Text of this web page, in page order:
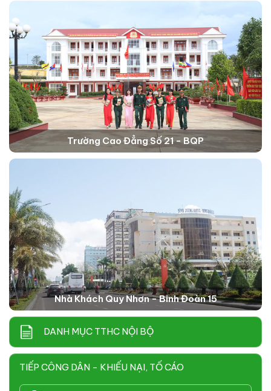
Trường Cao Đẳng Số 21 - BQP
Nhà Khách Quy Nhơn - Binh Đoàn 15
DANH MỤC TTHC NỘI BỘ
TIẾP CÔNG DÂN - KHIẾU NẠI, TỐ CÁO